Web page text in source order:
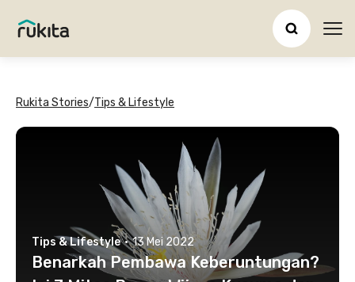
Rukita Stories/Tips & Lifestyle
Tips & Lifestyle · 13 Mei 2022
Benarkah Pembawa Keberuntungan?